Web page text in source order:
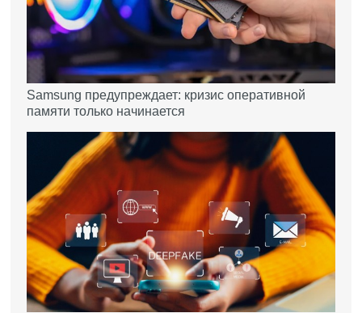
Samsung предупреждает: кризис оперативной
памяти только начинается